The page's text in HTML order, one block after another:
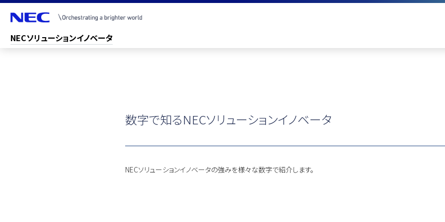
NECソリューションイノベータ
数字で知るNECソリューションイノベータ
NECソリューションイノベータの強みを様々な数字で紹介します。